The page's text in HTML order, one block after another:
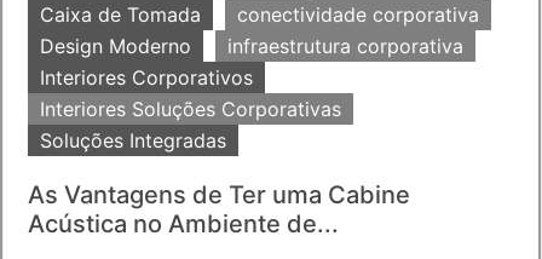
Caixa de Tomada
conectividade corporativa
Design Moderno
infraestrutura corporativa
Interiores Corporativos
Interiores Soluções Corporativas
Soluções Integradas
As Vantagens de Ter uma Cabine
Acústica no Ambiente de...